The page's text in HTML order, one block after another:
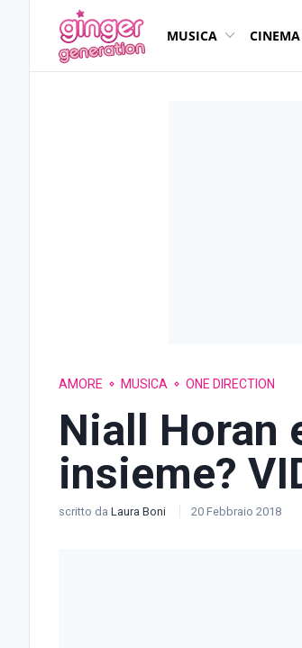
MUSICA CINEMA
AMORE MUSICA ONE DIRECTION
Niall Horan
insieme?
scritto da Laura Boni 20 Febbraio 2018